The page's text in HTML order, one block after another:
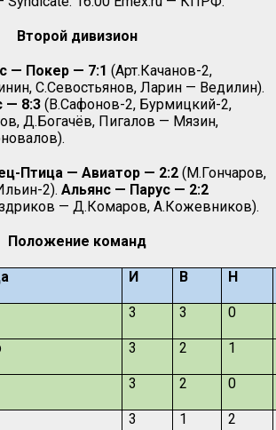
Второй дивизион
— Покер — 7:1 (Арт.Качанов-2,
С.Севостьянов, Ларин — Ведилин).
— 8:3 (В.Сафонов-2, Бурмицкий-2,
Д.Богачёв, Пигалов — Мязин,
Птица — Авиатор — 2:2 (М.Гончаров,
2). Альянс — Парус — 2:2
— Д.Комаров, А.Кожевников).
Положение команд
И В Н
3 3 0
3 2 1
3 2 0
3 1 2